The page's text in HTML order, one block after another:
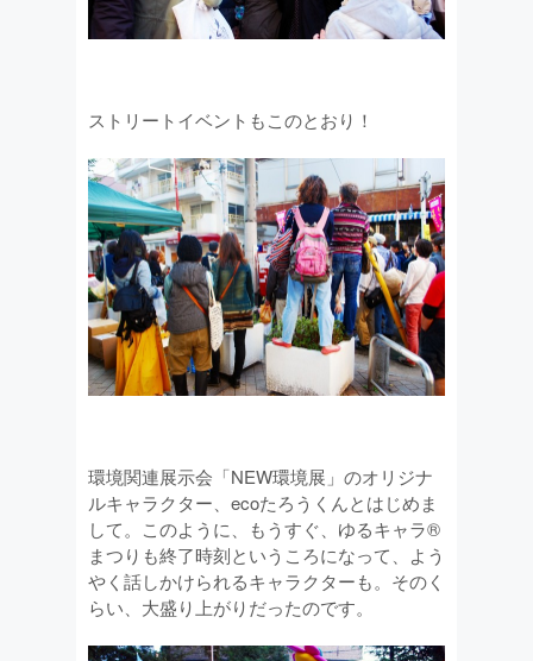
ストリートイベントもこのとおり！
環境関連展示会「NEW環境展」のオリジナ
ルキャラクター、ecoたろうくんとはじめま
して。このように、もうすぐ、ゆるキャラ®
まつりも終了時刻というころになって、よう
やく話しかけられるキャラクターも。そのく
らい、大盛り上がりだったのです。